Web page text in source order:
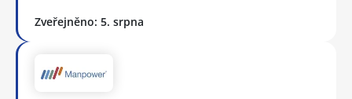
Zveřejněno: 5. srpna